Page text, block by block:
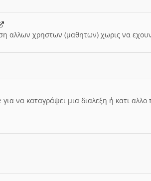
αλλων χρηστων (μαθητων) χωρις να
να καταγράψει μια διαλεξη ή κατι